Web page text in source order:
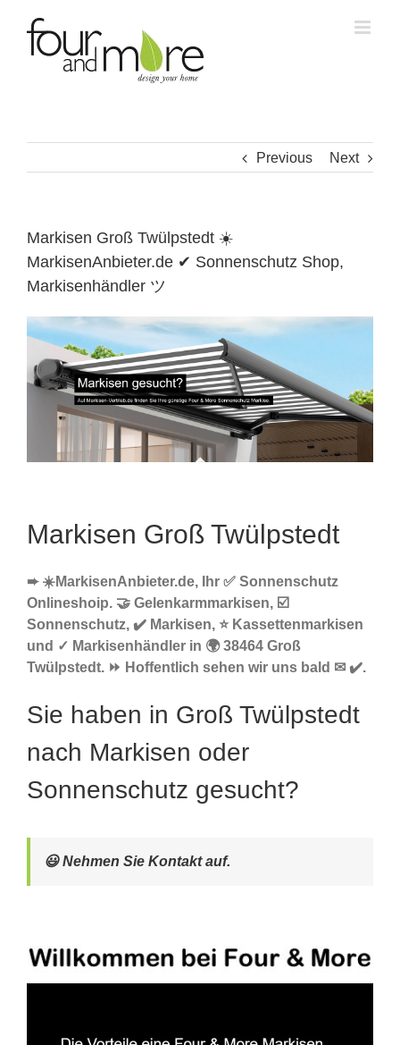
content
Previous Next
Markisen Groß Twülpstedt ☀️
MarkisenAnbieter.de ✔ Sonnenschutz Shop,
Markisenhändler ツ
Markisen Groß Twülpstedt
➨ ☀️MarkisenAnbieter.de, Ihr ✅ Sonnenschutz
Onlineshoip. 🤝 Gelenkarmmarkisen, ☑️
Sonnenschutz, ✔️ Markisen, ⭐ Kassettenmarkisen
und ✓ Markisenhändler in 🌍 38464 Groß
Twülpstedt. ⏩ Hoffentlich sehen wir uns bald ✉ ✔️.
Sie haben in Groß Twülpstedt
nach Markisen oder
Sonnenschutz gesucht?
😃 Nehmen Sie Kontakt auf.